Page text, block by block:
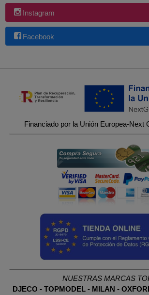
Instagram
Facebook
Financiado por la Unión Europea-Next
NUESTRAS MARCAS
DJECO - TOPMODEL - MILAN -